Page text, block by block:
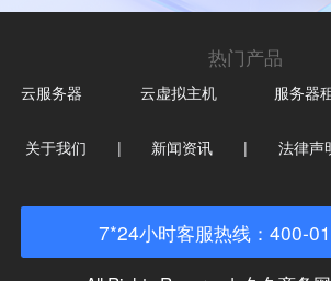
热门产品
云服务器 云虚拟主机 服务器
关于我们 | 新闻资讯 | 法律声
7*24小时客服热线：400-